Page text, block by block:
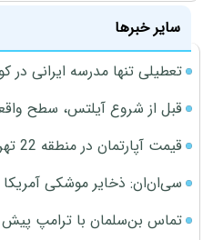
سایر خبرها
تعطیلی تنها مدرسه ایرانی در
قبل از شروع آیلتس، سطح
قیمت آپارتمان در منطقه 22 تهران چقدر است؟
سی‌ان‌ان: ذخایر موشکی
تماس بن‌سلمان با ترامپ پیش